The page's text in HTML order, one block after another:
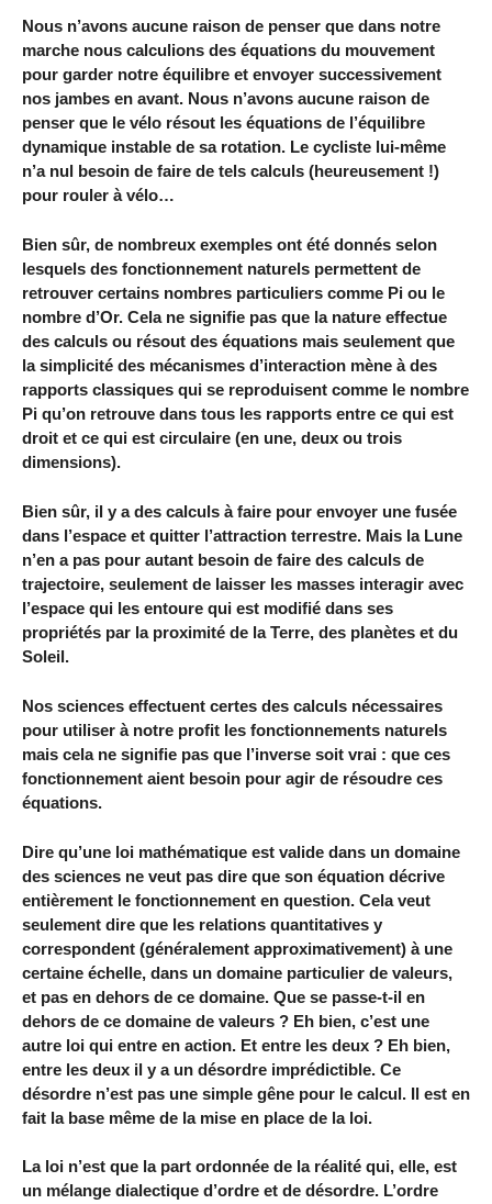
Nous n’avons aucune raison de penser que dans notre
marche nous calculions des équations du mouvement
pour garder notre équilibre et envoyer successivement
nos jambes en avant. Nous n’avons aucune raison de
penser que le vélo résout les équations de l’équilibre
dynamique instable de sa rotation. Le cycliste lui-même
n’a nul besoin de faire de tels calculs (heureusement !)
pour rouler à vélo…
Bien sûr, de nombreux exemples ont été donnés selon
lesquels des fonctionnement naturels permettent de
retrouver certains nombres particuliers comme Pi ou le
nombre d’Or. Cela ne signifie pas que la nature effectue
des calculs ou résout des équations mais seulement que
la simplicité des mécanismes d’interaction mène à des
rapports classiques qui se reproduisent comme le nombre
Pi qu’on retrouve dans tous les rapports entre ce qui est
droit et ce qui est circulaire (en une, deux ou trois
dimensions).
Bien sûr, il y a des calculs à faire pour envoyer une fusée
dans l’espace et quitter l’attraction terrestre. Mais la Lune
n’en a pas pour autant besoin de faire des calculs de
trajectoire, seulement de laisser les masses interagir avec
l’espace qui les entoure qui est modifié dans ses
propriétés par la proximité de la Terre, des planètes et du
Soleil.
Nos sciences effectuent certes des calculs nécessaires
pour utiliser à notre profit les fonctionnements naturels
mais cela ne signifie pas que l’inverse soit vrai : que ces
fonctionnement aient besoin pour agir de résoudre ces
équations.
Dire qu’une loi mathématique est valide dans un domaine
des sciences ne veut pas dire que son équation décrive
entièrement le fonctionnement en question. Cela veut
seulement dire que les relations quantitatives y
correspondent (généralement approximativement) à une
certaine échelle, dans un domaine particulier de valeurs,
et pas en dehors de ce domaine. Que se passe-t-il en
dehors de ce domaine de valeurs ? Eh bien, c’est une
autre loi qui entre en action. Et entre les deux ? Eh bien,
entre les deux il y a un désordre imprédictible. Ce
désordre n’est pas une simple gêne pour le calcul. Il est en
fait la base même de la mise en place de la loi.
La loi n’est que la part ordonnée de la réalité qui, elle, est
un mélange dialectique d’ordre et de désordre. L’ordre